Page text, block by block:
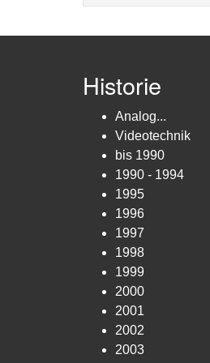
Historie
Analog...
Videotechnik
bis 1990
1990 - 1994
1995
1996
1997
1998
1999
2000
2001
2002
2003